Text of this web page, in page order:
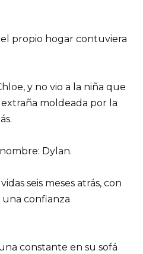
el propio hogar contuviera
y no vio a la niña que
moldeada por la
Dylan.
seis meses atrás, con
una confianza
constante en su sofá